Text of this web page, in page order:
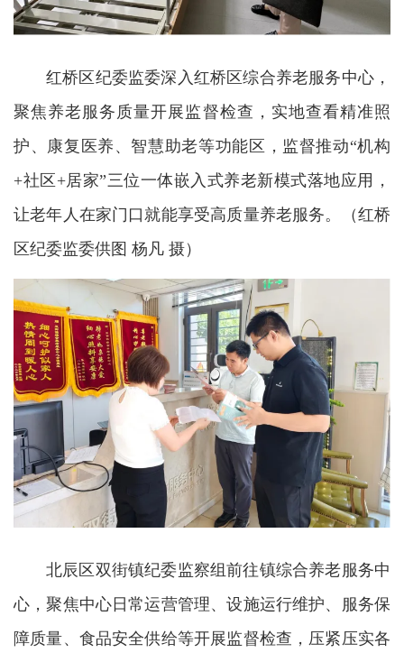
红桥区纪委监委深入红桥区综合养老服务中心，
聚焦养老服务质量开展监督检查，实地查看精准照
护、康复医养、智慧助老等功能区，监督推动“机构
+社区+居家”三位一体嵌入式养老新模式落地应用，
让老年人在家门口就能享受高质量养老服务。（红桥
区纪委监委供图 杨凡 摄）
北辰区双街镇纪委监察组前往镇综合养老服务中
心，聚焦中心日常运营管理、设施运行维护、服务保
障质量、食品安全供给等开展监督检查，压紧压实各